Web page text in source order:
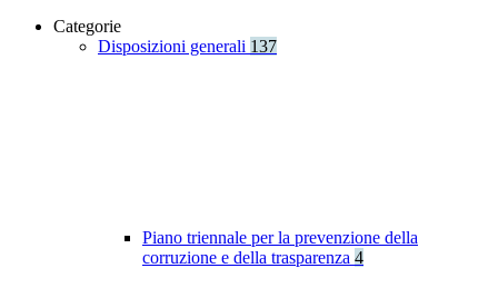
Categorie
Disposizioni generali 137
Piano triennale per la prevenzione della
corruzione e della trasparenza 4